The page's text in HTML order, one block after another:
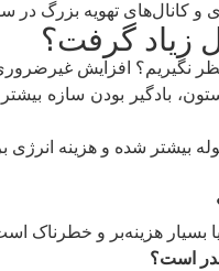
کانال‌های تهویه بزرگ در
زیاد گرفت؟
نظر نگیریم؟ افزایش
ستون، بادگیر بودن سازه
بیشتر شده و هزینه
هزینه‌بر و خطرناک